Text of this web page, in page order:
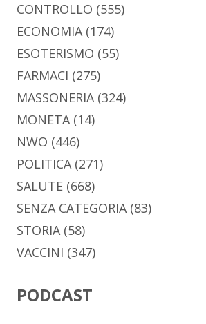
CONTROLLO (555)
ECONOMIA(174)
ESOTERISMO (55)
FARMACI (275)
MASSONERIA(324)
MONETA(14)
NWO (446)
POLITICA(271)
SALUTE (668)
SENZA CATEGORIA(83)
STORIA(58)
VACCINI (347)
PODCAST